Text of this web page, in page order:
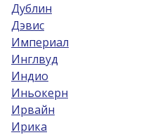
Дублин
Дэвис
Империал
Инглвуд
Индио
Иньокерн
Ирвайн
Ирика